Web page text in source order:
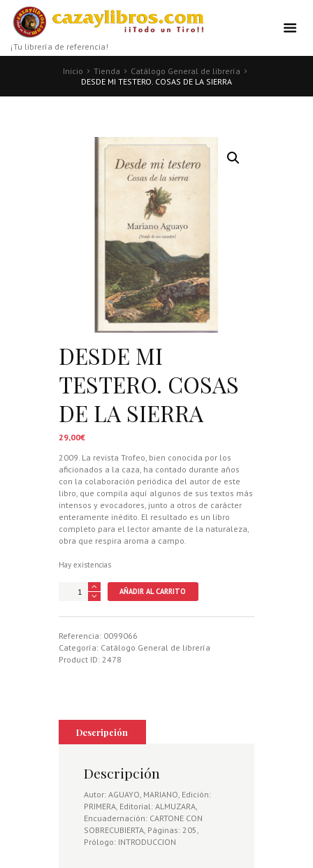
¡Tu librería de referencia!
Inicio Tienda
Catálogo General de librería
DESDE MI TESTERO. COSAS DE LA SIERRA
DESDE MI
TESTERO. COSAS
DE LA SIERRA
29,00€
2009. La revista Trofeo, bien conocida por los
aficionados a la caza, ha contado durante años
con la colaboración periódica del autor de este
libro, que compila aquí algunos de sus textos más
intensos y evocadores, junto a otros de carácter
enteramente inédito. El resultado es un libro
completo para el lector amante de la naturaleza,
obra que respira aroma a campo.
Hay existencias
DESDE
DE
LA
SIERRA
AÑADIR AL CARRITO
Referencia: 0099066
Categoría: Catálogo General de librería
Product ID: 2478
Descripción
Descripción
Autor: AGUAYO, MARIANO, Edición:
PRIMERA, Editorial: ALMUZARA,
Encuadernación: CARTONE CON
SOBRECUBIERTA, Páginas: 205,
Prólogo: INTRODUCCION